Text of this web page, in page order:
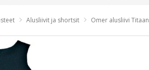
Alusliivit ja shortsit Omer alusliivi